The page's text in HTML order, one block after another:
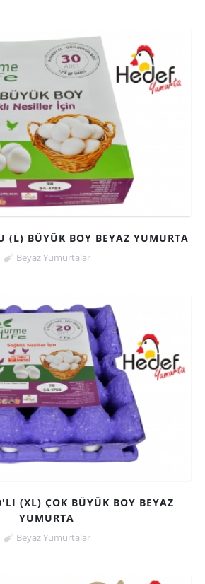
(L) BÜYÜK BOY BEYAZ YUMURTA
Beyaz Yumurtalar
(XL) ÇOK BÜYÜK BOY BEYAZ
YUMURTA
Beyaz Yumurtalar